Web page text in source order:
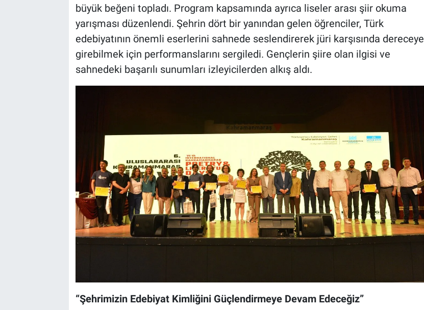
büyük beğeni topladı. Program kapsamında ayrıca liseler arası şiir okuma
yarışması düzenlendi. Şehrin dört bir yanından gelen öğrenciler, Türk
edebiyatının önemli eserlerini sahnede seslendirerek jüri karşısında dereceye
girebilmek için performanslarını sergiledi. Gençlerin şiire olan ilgisi ve
sahnedeki başarılı sunumları izleyicilerden alkış aldı.
“Şehrimizin Edebiyat Kimliğini Güçlendirmeye Devam Edeceğiz”